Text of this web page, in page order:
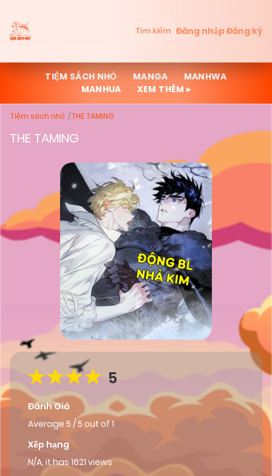
Tìm kiếm Đăng nhậpĐăng ký
TIỆM SÁCH NHỎ MANGA
MANHWA
MANHUA
XEM THÊM ▸
Tiệm sách nhỏ THE TAMING
THE TAMING
5
Đánh Giá
Average 5 /5 out of 1
Xếp hạng
N/A, it has 1621 views